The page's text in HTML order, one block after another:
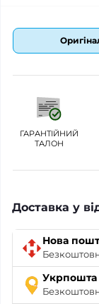
ГАРАНТІЙНИЙ
ТАЛОН
Доставка у
Нова
Укрпошта